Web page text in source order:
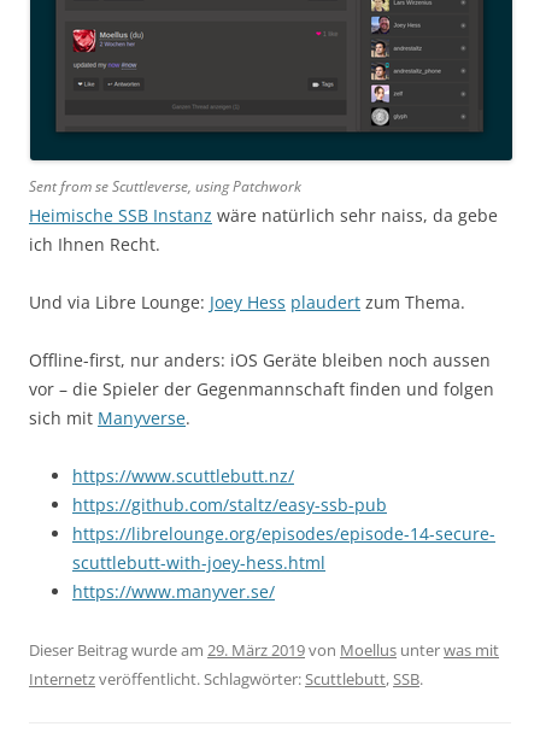
Sent from se Scuttleverse, using Patchwork
Heimische SSB Instanz wäre natürlich sehr naiss, da gebe
ich Ihnen Recht.
Und via Libre Lounge: Joey Hess plaudert zum Thema.
Offline-first, nur anders: iOS Geräte bleiben noch aussen
vor – die Spieler der Gegenmannschaft finden und folgen
sich mit Manyverse.
https://www.scuttlebutt.nz/
https://github.com/staltz/easy-ssb-pub
https://librelounge.org/episodes/episode-14-secure-
scuttlebutt-with-joey-hess.html
https://www.manyver.se/
Dieser Beitrag wurde am 29. März 2019von Moellus unterwas mit
Internetzveröffentlicht. Schlagwörter:Scuttlebutt,SSB.